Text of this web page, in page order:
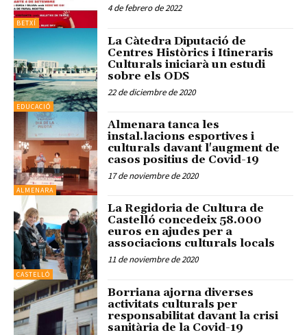
BETXÍ
4 de febrero de 2022
EDUCACIÓ
La Càtedra Diputació de
Centres Històrics i Itineraris
Culturals iniciarà un estudi
sobre els ODS
22 de diciembre de 2020
ALMENARA
Almenara tanca les
instal.lacions esportives i
culturals davant l'augment de
casos positius de Covid-19
17 de noviembre de 2020
CASTELLÓ
La Regidoria de Cultura de
Castelló concedeix 58.000
euros en ajudes per a
associacions culturals locals
11 de noviembre de 2020
Borriana ajorna diverses
activitats culturals per
responsabilitat davant la crisi
sanitària de la Covid-19